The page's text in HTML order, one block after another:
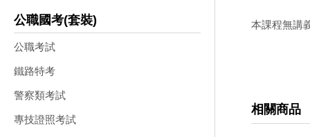
公職國考(套裝)
公職考試
鐵路特考
警察類考試
專技證照考試
本課程無講
相關商品